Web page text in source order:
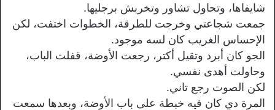
شايفاها، وتحاول تشاور وتخربش برجليها.
جمعت شجاعتي وخرجت للطرقة، الخطوات اختفت، لكن
الإحساس الغريب كان لسه موجود.
الجو كان أبرد وتقيل أكتر، رجعت الأوضة، قفلت الباب،
وحاولت أهدى نفسي.
لكن الصوت رجع تاني.
المرة دي كان فيه خبطة على باب الأوضة، وبعدها سمعت